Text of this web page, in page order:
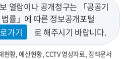
열람이나 공개청구는 「공공기
률」에 따른 정보공개포털
가기 로 해주시기 바랍니다.
현황, 예산현황, CCTV 영상자료, 정책문서